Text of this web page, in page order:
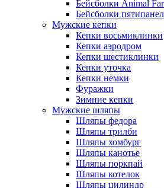
Бейсболки Animal
Бейсболки
Мужские кепки
Кепки восьмиклинки
Кепки аэродром
Кепки шестиклинки
Кепки уточка
Кепки немки
Фуражки
Зимние кепки
Мужские шляпы
Шляпы федора
Шляпы трилби
Шляпы хомбург
Шляпы канотье
Шляпы поркпай
Шляпы котелок
Шляпы цилиндр